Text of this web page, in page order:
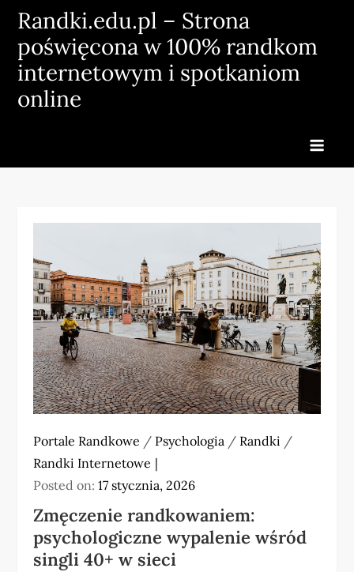
Skip
content
Randki.edu.pl – Strona
poświęcona w 100% randkom
internetowym i spotkaniom
online
Portale Randkowe / Psychologia / Randki /
Randki Internetowe
Posted on:17 stycznia, 2026
Zmęczenie randkowaniem:
psychologiczne wypalenie wśród
singli 40+ w sieci